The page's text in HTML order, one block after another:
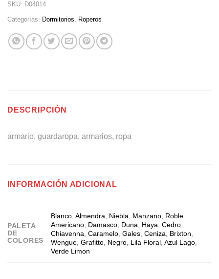
SKU: D04014
Categorías: Dormitorios Roperos
DESCRIPCIÓN
armario, guardaropa, armarios, ropa
INFORMACIÓN ADICIONAL
PALETA
DE
COLORES
Blanco ,Almendra Niebla Manzano Roble
Americano Damasco Duna Haya ,Cedro
Chiavenna ,Caramelo ,Gales ,Ceniza Brixton
Wengue ,Grafitto Negro Lila Floral ,Azul Lago
Verde Limon